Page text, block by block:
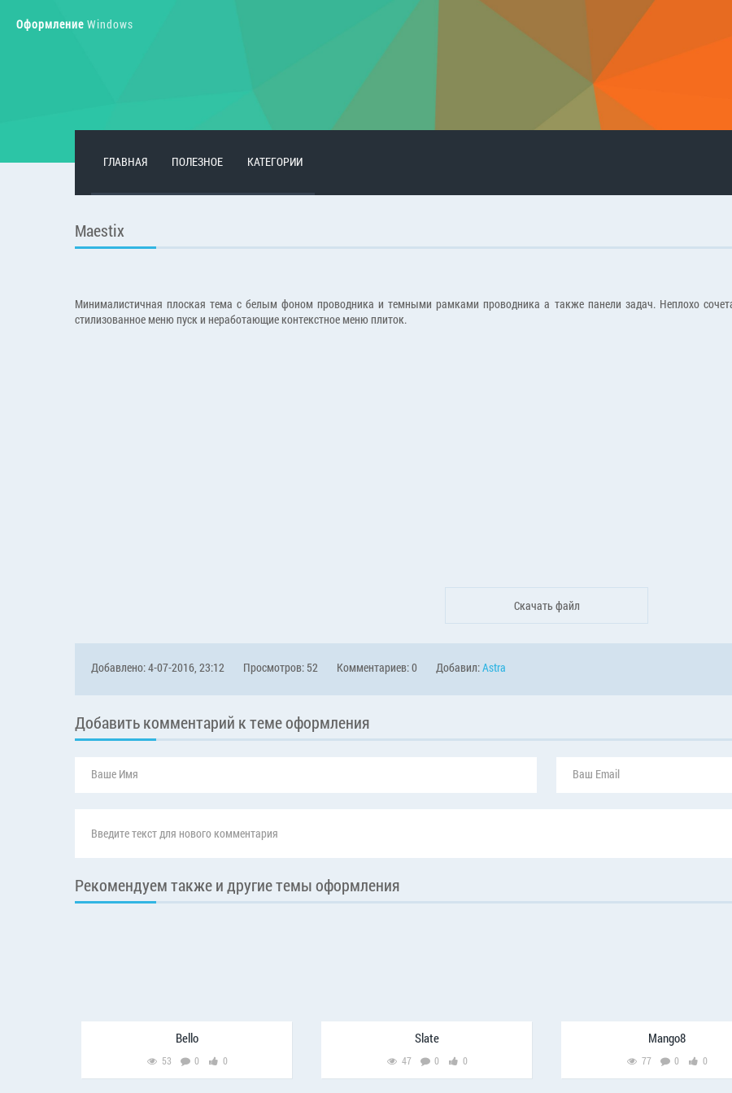
Оформление Windows
ГЛАВНАЯ ПОЛЕЗНОЕ КАТЕГОРИИ
Maestix
Минималистичная плоская тема с белым фоном проводника и темными рамками проводника а также панели задач. Неплохо
стилизованное меню пуск и неработающие контекстное меню плиток.
Скачать файл
Добавлено: 4-07-2016, 23:12 Просмотров: 52 Комментариев: 0 Добавил:Astra
Добавить комментарий к теме оформления
Рекомендуем также и другие темы оформления
Bello
53 0 0
Slate
47 0 0
Mango8
77 0 0